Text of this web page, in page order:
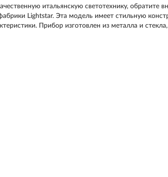
итальянскую светотехнику, обратите
Lightstar. Эта модель имеет стильную
Прибор изготовлен из металла и